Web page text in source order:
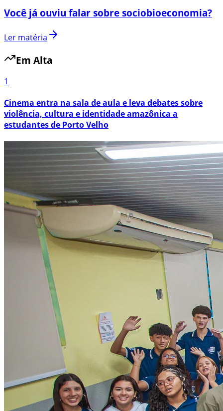
Você já ouviu falar sobre sociobioeconomia?
Ler matéria
Em Alta
1
Cinema entra na sala de aula e leva debates sobre
violência, cultura e identidade amazônica a
estudantes de Porto Velho